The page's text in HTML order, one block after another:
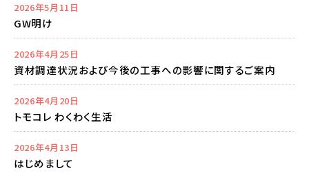
2026年5月11日
GW明け
2026年4月25日
資材調達状況および今後の工事への影響に関するご案内
2026年4月20日
トモコレ わくわく生活
2026年4月13日
はじめまして